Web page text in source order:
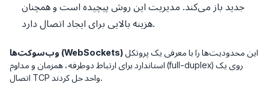
جدید باز می‌کند. مدیریت این روش پیچیده است و همچنان
هزینه بالایی برای ایجاد اتصال دارد.
وب‌سوکت‌ها (WebSockets)
استاندارد برای ارتباط دوطرفه، همزمان و مداوم (full-duplex) روی یک
اتصال TCP واحد حل کردند.